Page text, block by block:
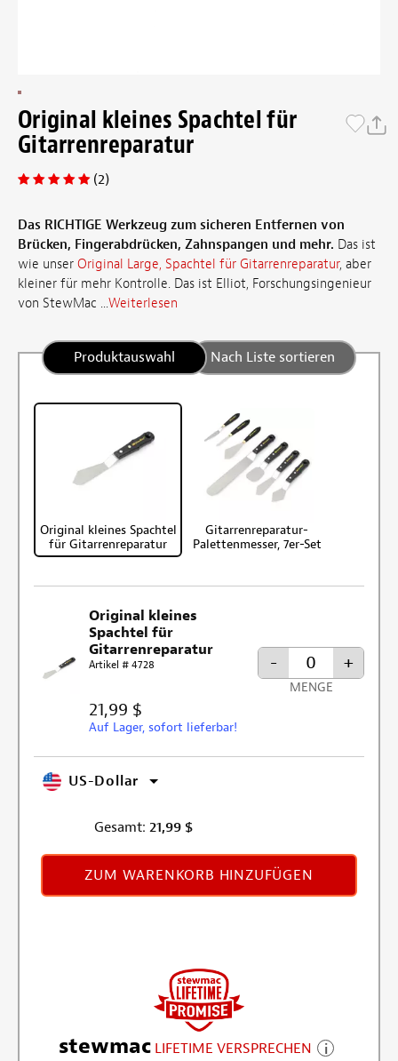
Original kleines Spachtel für
Gitarrenreparatur
(2)
Das RICHTIGE Werkzeug zum sicheren Entfernen von
Brücken, Fingerabdrücken, Zahnspangen und mehr. Das ist
wie unser Original Large, Spachtel für Gitarrenreparatur, aber
kleiner für mehr Kontrolle. Das ist Elliot, Forschungsingenieur
von StewMac ...Weiterlesen
Produktauswahl Nach Liste sortieren
Original kleines Spachtel
für Gitarrenreparatur
Gitarrenreparatur-
Palettenmesser, 7er-Set
Original kleines
Spachtel für
Gitarrenreparatur
Artikel # 4728
21,99 $
Auf Lager, sofort lieferbar!
- +
MENGE
US-Dollar
Gesamt: 21,99 $
ZUM WARENKORB HINZUFÜGEN
stewmac LIFETIME VERSPRECHEN